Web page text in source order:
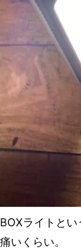
BOXライトと
痛いくらい。